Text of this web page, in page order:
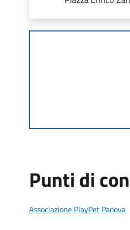
Punti di
Associazione PlayPet Padova